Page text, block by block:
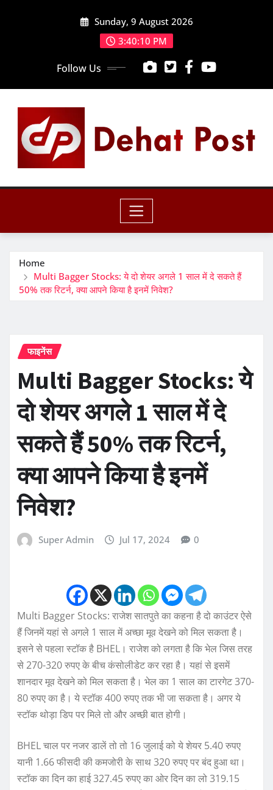
Sunday, 9 August 2026
3:40:11 PM
Follow Us
Home
Multi Bagger Stocks: ये दो शेयर अगले 1 साल में दे सकते हैं
50% तक रिटर्न, क्या आपने किया है इनमें निवेश?
फाइनेंस
Multi Bagger Stocks: ये
दो शेयर अगले 1 साल में दे
सकते हैं 50% तक रिटर्न,
क्या आपने किया है इनमें
निवेश?
Super Admin Jul 17, 2024 0
Multi Bagger Stocks: राजेश सातपुते का कहना है दो काउंटर ऐसे
हैं जिनमें यहां से अगले 1 साल में अच्छा मूव देखने को मिल सकता है।
इसने से पहला स्टॉक है BHEL। राजेश को लगता है कि भेल जिस तरह
से 270-320 रुपए के बीच कंसोलीडेट कर रहा है। यहां से इसमें
शानदार मूव देखने को मिल सकता है। भेल का 1 साल का टारगेट 370-
80 रुपए का है। ये स्टॉक 400 रुपए तक भी जा सकता है। अगर ये
स्टॉक थोड़ा डिप पर मिले तो और अच्छी बात होगी।
BHEL चाल पर नजर डालें तो तो 16 जुलाई को ये शेयर 5.40 रुपए
यानी 1.66 फीसदी की कमजोरी के साथ 320 रुपए पर बंद हुआ था।
स्टॉक का दिन का हाई 327.45 रुपए का ओर दिन का लो 319.15